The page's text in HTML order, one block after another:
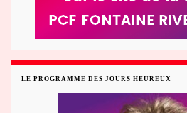
LE PROGRAMME DES JOURS HEUREUX